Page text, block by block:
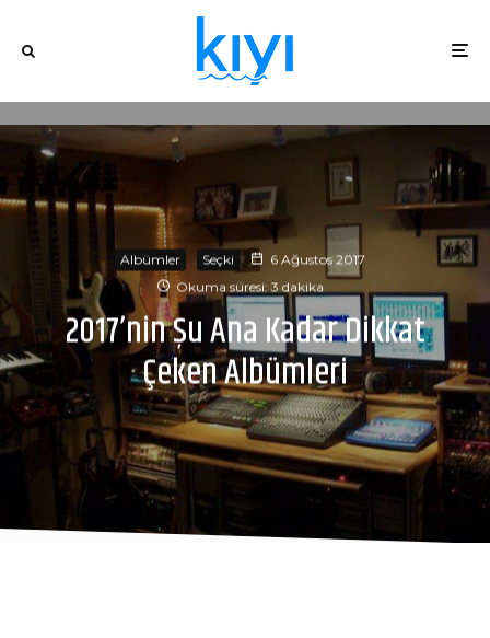
Albümler Seçki
6 Ağustos 2017
Okuma süresi: 3 dakika
2017’nin Şu Ana Kadar Dikkat
Çeken Albümleri